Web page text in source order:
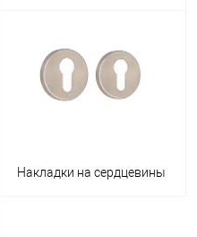
Накладки на сердцевины